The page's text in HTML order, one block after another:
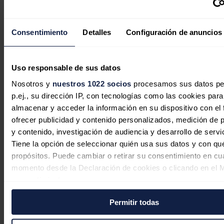
Consentimiento Detalles Configuración de anuncios
Uso responsable de sus datos
Nosotros y nuestros 1022 socios procesamos sus datos
p.ej., su dirección IP, con tecnologías como las cookies para
almacenar y acceder la información en su dispositivo con el
ofrecer publicidad y contenido personalizados, medición de
y contenido, investigación de audiencia y desarrollo de
Tiene la opción de seleccionar quién usa sus datos y con
propósitos. Puede cambiar o retirar su consentimiento en
momento desde la Declaración de cookies o clicando en el
Si lo permite, también quisiéramos:
Recopilar información sobre su ubicación geográfica
Permitir todas
industriales antes de 2030 con nuevo
plan quinquenal verde
Jaime Santisteban 07/08/2026
Sener entrega a Fusion for Energy el
acelerador centrífugo de pellets para
el reactor de fusión JT-60SA
Redacción07/08/2026
Las importaciones de petróleo crudo